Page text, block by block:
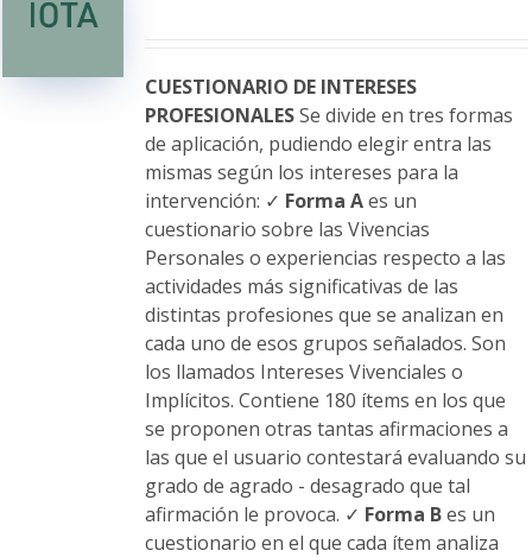
elegir
en
la
página
de
producto
CUESTIONARIO DE INTERESES
PROFESIONALESSe divide en tres formas
de aplicación, pudiendo elegir entra las
mismas según los intereses para la
intervención: ✓ Forma Aes un
cuestionario sobre las Vivencias
Personales o experiencias respecto a las
actividades más significativas de las
distintas profesiones que se analizan en
cada uno de esos grupos señalados. Son
los llamados Intereses Vivenciales o
Implícitos. Contiene 180 ítems en los que
se proponen otras tantas afirmaciones a
las que el usuario contestará evaluando su
grado de agrado - desagrado que tal
afirmación le provoca. ✓ Forma Bes un
cuestionario en el que cada ítem analiza